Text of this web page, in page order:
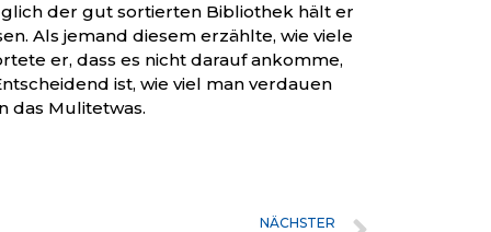
der gut sortierten Bibliothek hält er
Als jemand diesem erzählte, wie viele
er, dass es nicht darauf ankomme,
ist, wie viel man verdauen
das Mulitetwas.
NÄCHSTER